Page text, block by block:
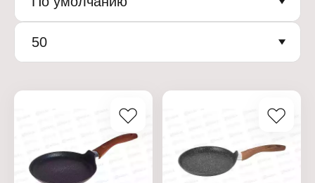
50